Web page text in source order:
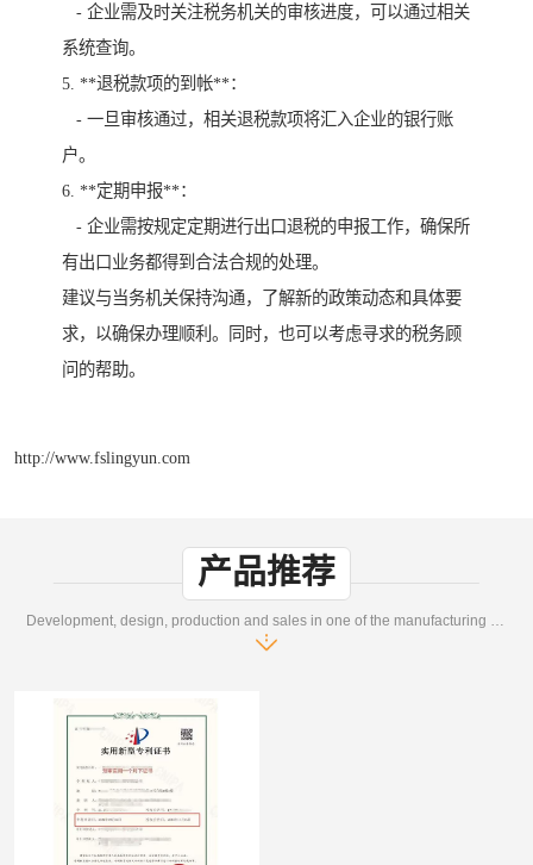
- 企业需及时关注税务机关的审核进度，可以通过相关
系统查询。
5. **退税款项的到帐**：
- 一旦审核通过，相关退税款项将汇入企业的银行账
户。
6. **定期申报**：
- 企业需按规定定期进行出口退税的申报工作，确保所
有出口业务都得到合法合规的处理。
建议与当务机关保持沟通，了解新的政策动态和具体要
求，以确保办理顺利。同时，也可以考虑寻求的税务顾
问的帮助。
http://www.fslingyun.com
产品推荐
Development, design, production and sales in one of the manufacturing enterprises